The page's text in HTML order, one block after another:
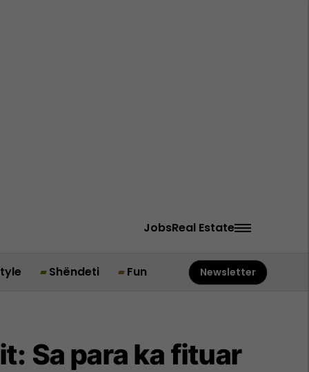
JobsReal Estate
Shëndeti Fun Newsletter
Sa para ka fituar